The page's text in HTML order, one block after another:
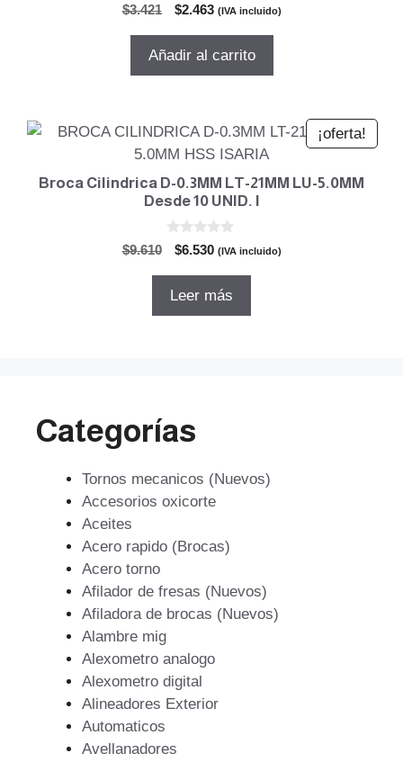
$3.421
El
original
$2.463El
actual
(IVA incluido)
Añadir al carrito
¡oferta!
Broca Cilindrica D-0.3MM LT-21MM LU-5.0MM
Desde 10 UNID. I
$9.610
El
original
$6.530El
actual
(IVA incluido)
Leer más
Categorías
Tornos mecanicos (Nuevos)
Accesorios oxicorte
Aceites
Acero rapido (Brocas)
Acero torno
Afilador de fresas (Nuevos)
Afiladora de brocas (Nuevos)
Alambre mig
Alexometro analogo
Alexometro digital
Alineadores Exterior
Automaticos
Avellanadores